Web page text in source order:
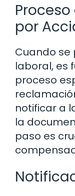
por
Cuando se
laboral, es
proceso
notificar a
la
paso es